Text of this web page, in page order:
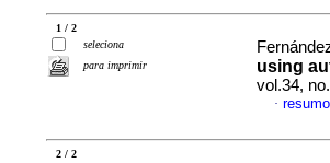
1 / 2
seleciona
para imprimir
using
vol.34,
·
2 / 2